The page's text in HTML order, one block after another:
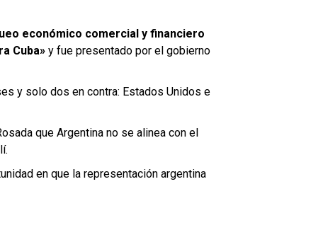
económico comercial y financiero
Cuba» y fue presentado por el gobierno
y solo dos en contra: Estados Unidos e
que Argentina no se alinea con el
en que la representación argentina